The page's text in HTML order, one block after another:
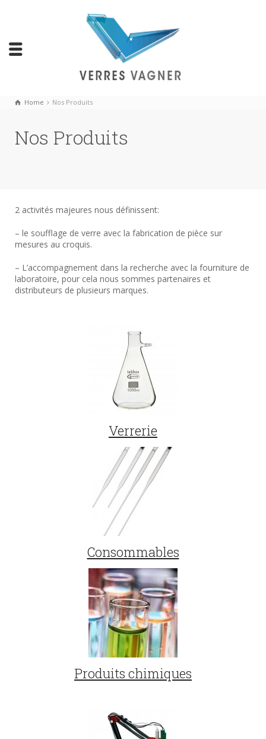
Home Nos Produits
Nos Produits
2 activités majeures nous définissent:
– le soufflage de verre avec la fabrication de pièce sur
mesures au croquis.
– L’accompagnement dans la recherche avec la fourniture de
laboratoire, pour cela nous sommes partenaires et
distributeurs de plusieurs marques.
Verrerie
Consommables
Produits chimiques